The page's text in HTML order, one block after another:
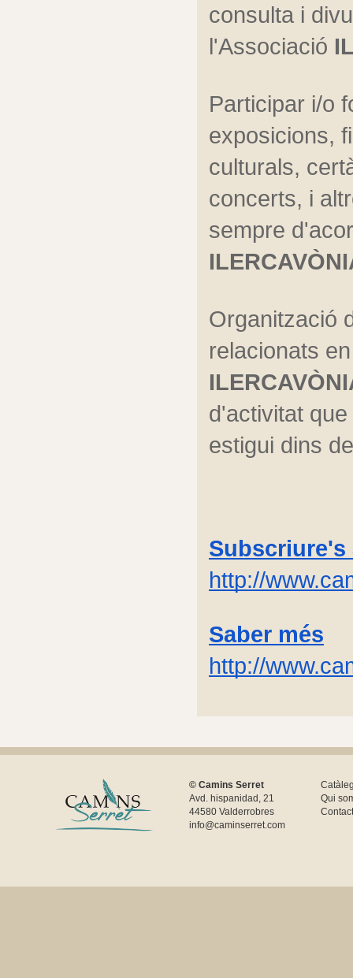
consulta i
l'Associació
Participar i/o
exposicions,
culturals,
concerts, i
Organització
relacionats
d'activitat
estigui dins
http://
Saber més
http://
© Camins Serret
Avd. hispanidad, 21
44580 Valderrobres
info@caminserret.com
Qui